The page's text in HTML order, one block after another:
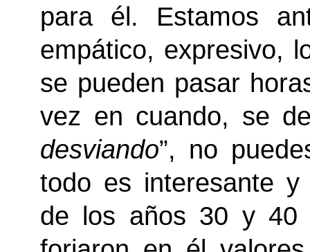
para él. Estamos
empático, expresivo,
se pueden pasar
vez en cuando, se
desviando”, no
todo es interesante y
de los años 30 y 40